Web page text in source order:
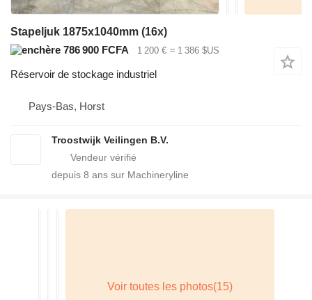
Stapeljuk 1875x1040mm (16x)
786 900 FCFA
1 200 € ≈ 1 386 $US
Réservoir de stockage industriel
Pays-Bas, Horst
Troostwijk Veilingen B.V.
depuis 8 ans sur Machineryline